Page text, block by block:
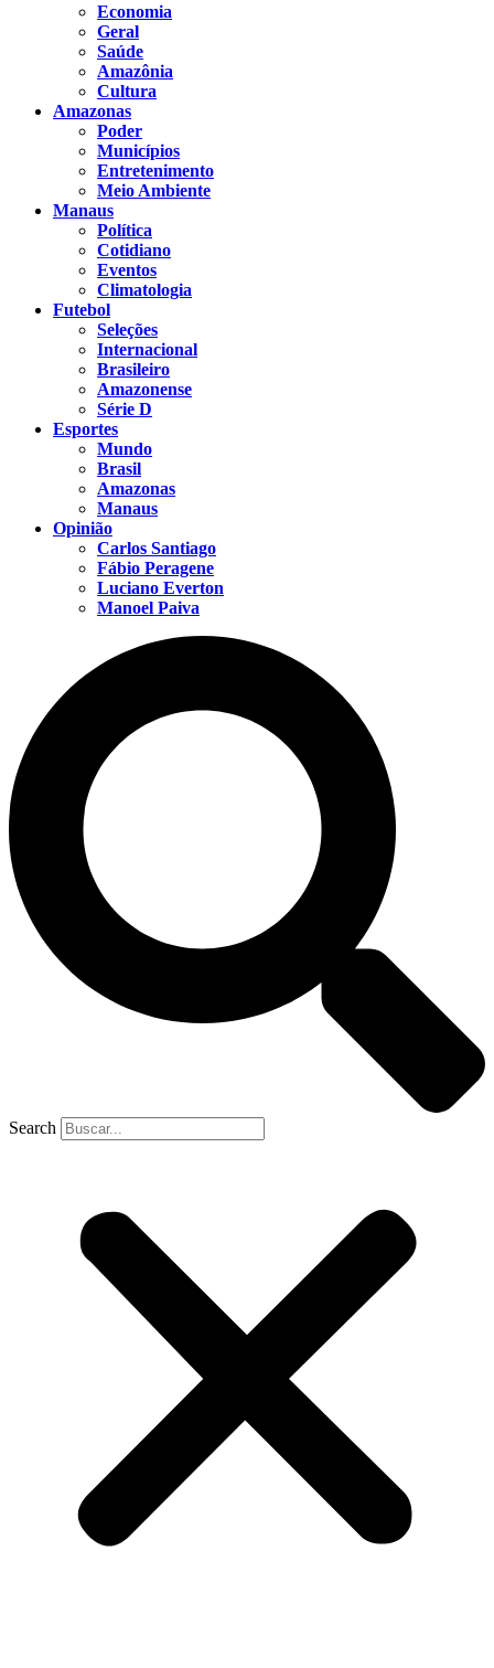
Economia
Geral
Saúde
Amazônia
Cultura
Amazonas
Poder
Municípios
Entretenimento
Meio Ambiente
Manaus
Política
Cotidiano
Eventos
Climatologia
Futebol
Seleções
Internacional
Brasileiro
Amazonense
Série D
Esportes
Mundo
Brasil
Amazonas
Manaus
Opinião
Carlos Santiago
Fábio Peragene
Luciano Everton
Manoel Paiva
Search